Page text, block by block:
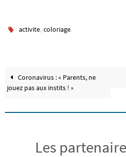
activite,coloriage.
Coronavirus : « Parents, ne
jouez pas aux instits ! »
Les